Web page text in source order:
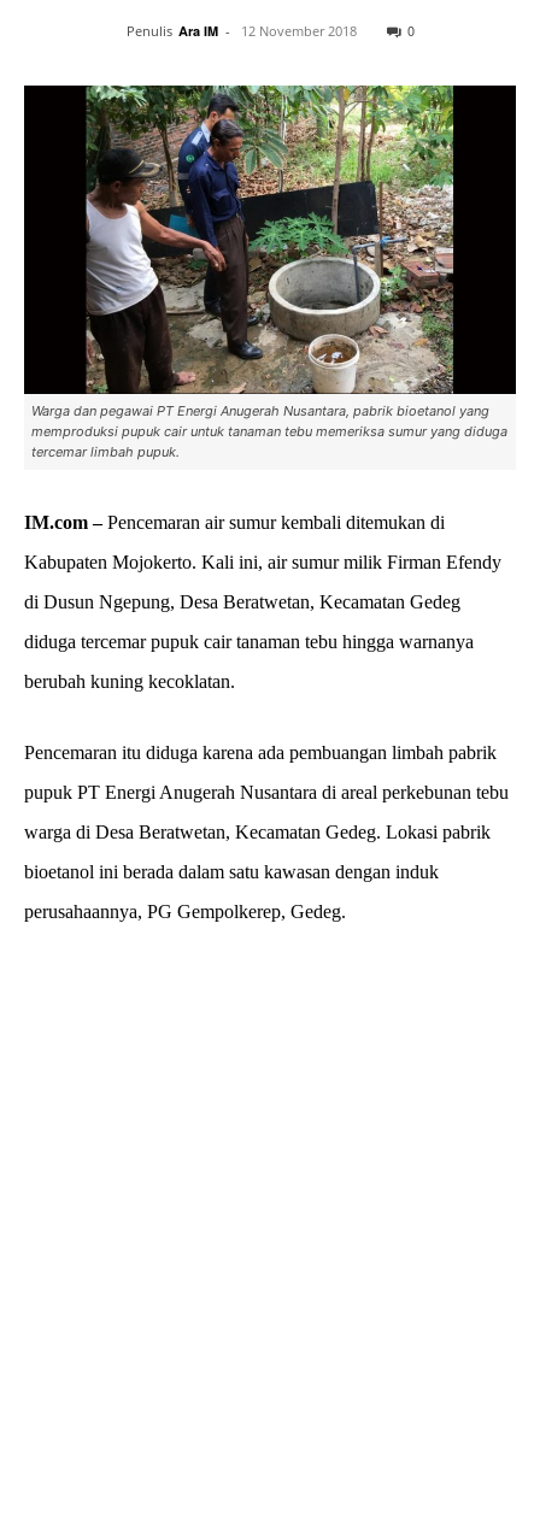
Penulis Ara IM - 12 November 2018 0
Warga dan pegawai PT Energi Anugerah Nusantara, pabrik bioetanol yang
memproduksi pupuk cair untuk tanaman tebu memeriksa sumur yang diduga
tercemar limbah pupuk.
IM.com –Pencemaran air sumur kembali ditemukan di
Kabupaten Mojokerto. Kali ini, air sumur milik Firman Efendy
di Dusun Ngepung, Desa Beratwetan, Kecamatan Gedeg
diduga tercemar pupuk cair tanaman tebu hingga warnanya
berubah kuning kecoklatan.
Pencemaran itu diduga karena ada pembuangan limbah pabrik
pupuk PT Energi Anugerah Nusantara di areal perkebunan tebu
warga di Desa Beratwetan, Kecamatan Gedeg. Lokasi pabrik
bioetanol ini berada dalam satu kawasan dengan induk
perusahaannya, PG Gempolkerep, Gedeg.